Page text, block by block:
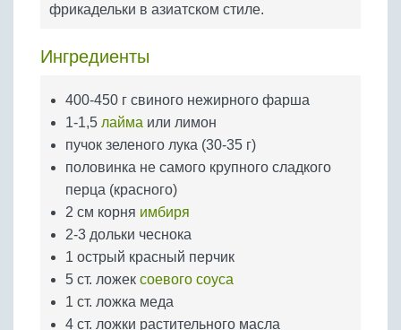
Бобовые
Крупы
фрикадельки в азиатском стиле.
Ингредиенты
400-450 г свиного нежирного фарша
1-1,5 лайма или лимон
пучок зеленого лука (30-35 г)
половинка не самого крупного сладкого
перца (красного)
2 см корня имбиря
2-3 дольки чеснока
1 острый красный перчик
5 ст. ложек соевого соуса
1 ст. ложка меда
4 ст. ложки растительного масла